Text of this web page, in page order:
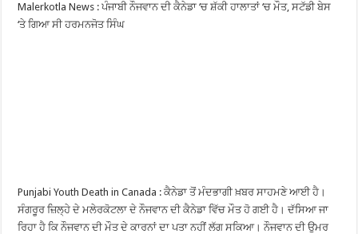
Malerkotla News : ਪੰਜਾਬੀ ਨੌਜਵਾਨ ਦੀ ਕੈਨੇਡਾ ‘ਚ ਸ਼ੱਕੀ ਹਾਲਾਤਾਂ ‘ਚ ਮੌਤ, ਸਟੱਡੀ ਬੇਸ
‘ਤੇ ਗਿਆ ਸੀ ਹਰਮਨਜੋਤ ਸਿੰਘ
Punjabi Youth Death in Canada : ਕੈਨੇਡਾ ਤੋਂ ਮੰਦਭਾਗੀ ਖ਼ਬਰ ਸਾਹਮਣੇ ਆਈ ਹੈ।
ਸੰਗਰੂਰ ਜ਼ਿਲ੍ਹੇ ਦੇ ਮਲੇਰਕੋਟਲਾ ਦੇ ਨੌਜਵਾਨ ਦੀ ਕੈਨੇਡਾ ਵਿੱਚ ਮੌਤ ਹੋ ਗਈ ਹੈ। ਦੱਸਿਆ ਜਾ
ਰਿਹਾ ਹੈ ਕਿ ਨੌਜਵਾਨ ਦੀ ਮੌਤ ਦੇ ਕਾਰਨਾਂ ਦਾ ਪਤਾ ਨਹੀਂ ਲੱਗ ਸਕਿਆ। ਨੌਜਵਾਨ ਦੀ ਉਮਰ